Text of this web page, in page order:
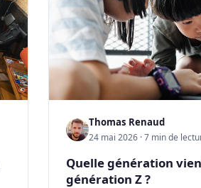
Thomas Renaud
24 mai 2026 · 7 min de
Quelle génération
génération Z ?